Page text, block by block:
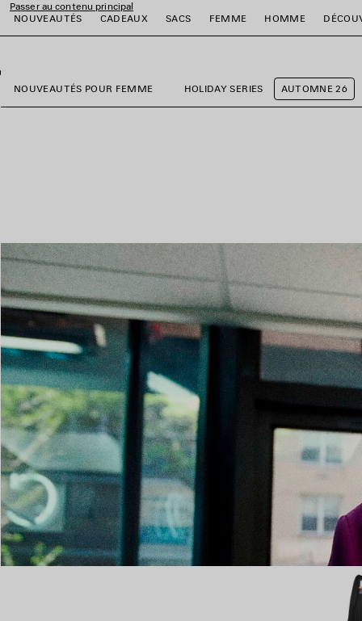
Passer au contenu principal
NOUVEAUTÉS
CADEAUX SACS FEMME HOMME
NOUVEAUTÉS POUR FEMME HOLIDAY SERIES AUTOMNE 26